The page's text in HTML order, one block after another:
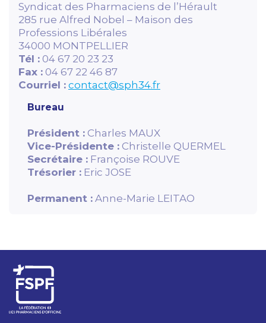
Syndicat des Pharmaciens de l’Hérault
285 rue Alfred Nobel – Maison des
Professions Libérales
34000 MONTPELLIER
Tél : 04 67 20 23 23
Fax : 04 67 22 46 87
Courriel : contact@sph34.fr
Bureau
Président : Charles MAUX
Vice-Présidente : Christelle QUERMEL
Secrétaire : Françoise ROUVE
Trésorier : Eric JOSE
Permanent : Anne-Marie LEITAO